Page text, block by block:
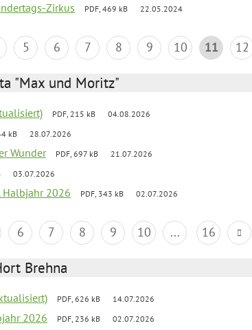
Zirkus PDF, 469 kB 22.05.2024
5 6 7 8 9 10 11 12
"Max und Moritz"
PDF, 215 kB 04.08.2026
kB 28.07.2026
Wunder PDF, 697 kB 21.07.2026
03.07.2026
2026 PDF, 343 kB 02.07.2026
6 7 8 9 10 ... 16
Brehna
PDF, 626 kB 14.07.2026
2026 PDF, 236 kB 02.07.2026